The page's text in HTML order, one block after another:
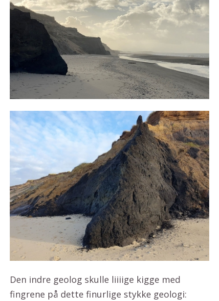
Den indre geolog skulle liiiige kigge med
fingrene på dette finurlige stykke geologi: